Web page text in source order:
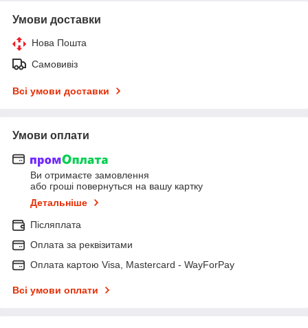
Умови доставки
Нова Пошта
Самовивіз
Всі умови доставки
Умови оплати
Ви отримаєте замовлення
або гроші повернуться на вашу картку
Детальніше
Післяплата
Оплата за реквізитами
Оплата картою Visa, Mastercard - WayForPay
Всі умови оплати